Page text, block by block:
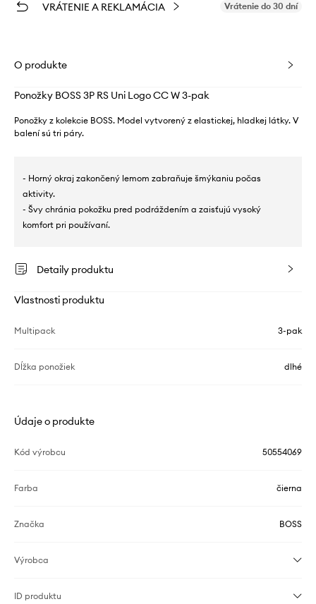
VRÁTENIE A REKLAMÁCIA Vrátenie do 30 dní
O produkte
Ponožky BOSS 3P RS Uni Logo CC W 3-pak
Ponožky z kolekcie BOSS. Model vytvorený z elastickej, hladkej látky. V
balení sú tri páry.
- Horný okraj zakončený lemom zabraňuje šmýkaniu počas
aktivity.
- Švy chránia pokožku pred podráždením a zaisťujú vysoký
komfort pri používaní.
Detaily produktu
Vlastnosti produktu
Multipack 3-pak
Dĺžka ponožiek dlhé
Údaje o produkte
Kód výrobcu 50554069
Farba čierna
Značka BOSS
Výrobca
ID produktu